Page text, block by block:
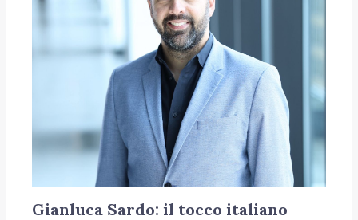
Gianluca Sardo: il tocco italiano